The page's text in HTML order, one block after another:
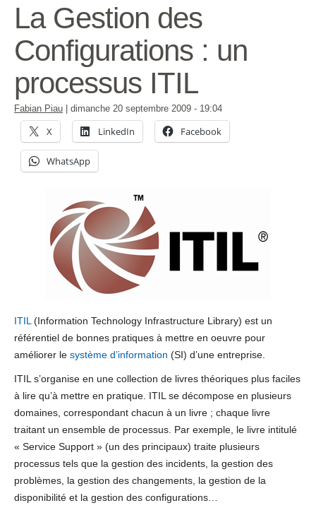
La Gestion des
Configurations : un
processus ITIL
Fabian Piau dimanche 20 septembre 2009 - 19:04
X LinkedIn Facebook
WhatsApp
ITIL(Information Technology Infrastructure Library) est un
référentiel de bonnes pratiques à mettre en oeuvre pour
améliorer le système d’information (SI) d’une entreprise.
ITIL s’organise en une collection de livres théoriques plus faciles
à lire qu’à mettre en pratique. ITIL se décompose en plusieurs
domaines, correspondant chacun à un livre ; chaque livre
traitant un ensemble de processus. Par exemple, le livre intitulé
« Service Support » (un des principaux) traite plusieurs
processus tels que la gestion des incidents, la gestion des
problèmes, la gestion des changements, la gestion de la
disponibilité et la gestion des configurations…